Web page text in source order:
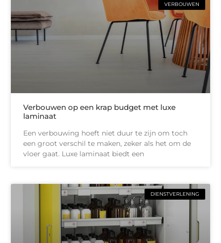
VERBOUWEN
Verbouwen op een krap budget met luxe
laminaat
Een verbouwing hoeft niet duur te zijn om toch
een groot verschil te maken, zeker als het om de
vloer gaat. Luxe laminaat biedt een
DIENSTVERLENING